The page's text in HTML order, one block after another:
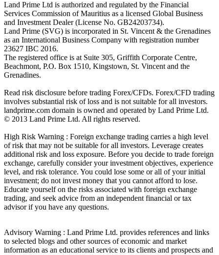
Land Prime Ltd is authorized and regulated by the Financial
Services Commission of Mauritius as a licensed Global Business
and Investment Dealer (License No. GB24203734).
Land Prime (SVG) is incorporated in St. Vincent & the Grenadines
as an International Business Company with registration number
23627 IBC 2016.
The registered office is at Suite 305, Griffith Corporate Centre,
Beachmont, P.O. Box 1510, Kingstown, St. Vincent and the
Grenadines.
Read risk disclosure before trading Forex/CFDs. Forex/CFD trading
involves substantial risk of loss and is not suitable for all investors.
landprime.com domain is owned and operated by Land Prime Ltd.
© 2013 Land Prime Ltd. All rights reserved.
High Risk Warning : Foreign exchange trading carries a high level
of risk that may not be suitable for all investors. Leverage creates
additional risk and loss exposure. Before you decide to trade foreign
exchange, carefully consider your investment objectives, experience
level, and risk tolerance. You could lose some or all of your initial
investment; do not invest money that you cannot afford to lose.
Educate yourself on the risks associated with foreign exchange
trading, and seek advice from an independent financial or tax
advisor if you have any questions.
Advisory Warning : Land Prime Ltd. provides references and links
to selected blogs and other sources of economic and market
information as an educational service to its clients and prospects and